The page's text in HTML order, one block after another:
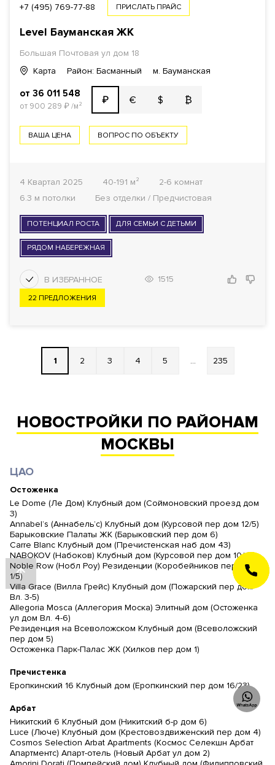
+7 (495) 769-77-88 ПРИСЛАТЬ ПРАЙС
Level Бауманская ЖК
Большая Почтовая ул дом 18
Карта
Район: Басманный м. Бауманская
от 36 011 548
от 900 289 ₽/м² ₽ € $ ₿
ВАША ЦЕНА ВОПРОС ПО ОБЪЕКТУ
4 Квартал 2025 40-191 м²
2-6 комнат
6.3 м потолки
Без отделки / Предчистовая
ПОТЕНЦИАЛ РОСТА ДЛЯ СЕМЬИ С ДЕТЬМИ
РЯДОМ НАБЕРЕЖНАЯ
1515
22 ПРЕДЛОЖЕНИЯ
1 2 3 4 5 ... 235
НОВОСТРОЙКИ ПО РАЙОНАМ
МОСКВЫ
ЦАО
Остоженка
Le Dome (Ле Дом) Клубный дом (Соймоновский проезд дом
3)
Annabel’s (Аннабель’с) Клубный дом (Курсовой пер дом 12/5)
Барыковские Палаты ЖК (Барыковский пер дом 6)
Carre Blanc Клубный дом (Пречистенская наб дом 43)
NABOKOV (Набоков) Клубный дом (Курсовой пер дом 10/1)
Noble Row (Нобл Роу) Резиденции (Коробейников пер дом
1/5)
Villa Grace (Вилла Грейс) Клубный дом (Пожарский пер дом
Вл. 3-5)
Allegoria Mosca (Аллегория Моска) Элитный дом (Остоженка
ул дом Вл. 4-6)
Резиденция на Всеволожском Клубный дом (Всеволожский
пер дом 5)
Остоженка Парк-Палас ЖК (Хилков пер дом 1)
Пречистенка
Еропкинский 16 Клубный дом (Еропкинский пер дом 16/23)
Арбат
Никитский 6 Клубный дом (Никитский б-р дом 6)
Luce (Люче) Клубный дом (Крестовоздвиженский пер дом 4)
Cosmos Selection Arbat Apartments (Космос Селекшн Арбат
Апартментс) Апарт-отель (Новый Арбат ул дом 2)
ЗАКАЗАТЬ
ЗВОНОК